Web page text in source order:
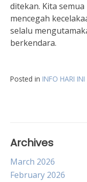
ditekan. Kita
mencegah
selalu
berkendara.
Posted in INFO HARI INI
Archives
March 2026
February 2026